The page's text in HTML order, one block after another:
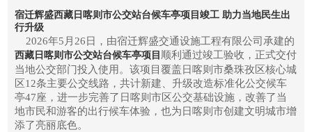
宿迁辉盛西藏日喀则市‌公交站台候车亭项目竣工 助力当地民生出
行升级
2026年5月26日，由宿迁辉盛交通设施工程有限公司承建的
西藏日喀则市公交站台候车亭项目 顺利通过竣工验收，正式交付
当地公交部门投入使用。该项目覆盖日喀则市桑珠孜区核心城
区12条主要公交线路，共计新建、升级改造标准化公交候车
亭47座，进一步完善了日喀则市区公交基础设施，改善了当
地市民和游客的出行候车体验，也为日喀则市创建文明城市增
添了亮丽底色。